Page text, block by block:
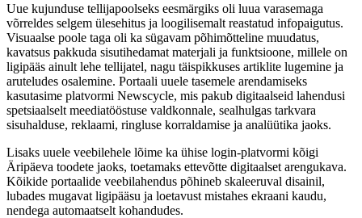
Uue kujunduse tellijapoolseks eesmärgiks oli luua varasemaga
võrreldes selgem ülesehitus ja loogilisemalt reastatud infopaigutus.
Visuaalse poole taga oli ka sügavam põhimõtteline muudatus,
kavatsus pakkuda sisutihedamat materjali ja funktsioone, millele on
ligipääs ainult lehe tellijatel, nagu täispikkuses artiklite lugemine ja
aruteludes osalemine. Portaali uuele tasemele arendamiseks
kasutasime platvormi Newscycle, mis pakub digitaalseid lahendusi
spetsiaalselt meediatööstuse valdkonnale, sealhulgas tarkvara
sisuhalduse, reklaami, ringluse korraldamise ja analüütika jaoks.
Lisaks uuele veebilehele lõime ka ühise login-platvormi kõigi
Äripäeva toodete jaoks, toetamaks ettevõtte digitaalset arengukava.
Kõikide portaalide veebilahendus põhineb skaleeruval disainil,
lubades mugavat ligipääsu ja loetavust mistahes ekraani kaudu,
nendega automaatselt kohandudes.